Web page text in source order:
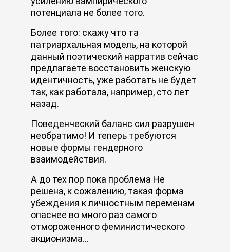
потенциала не более того.
Более того: скажу что та
патриархальная модель, на которой
данный поэтический нарратив сейчас
предлагаете восстановить женскую
идентичность, уже работать не будет
так, как работала, например, сто лет
назад.
Поведенческий баланс сил разрушен
необратимо! И теперь требуются
новые формы гендерного
взаимодействия.
А до тех пор пока проблема Не
решена, к сожалению, такая форма
убеждения к личностным переменам
опаснее во много раз самого
отмороженного феминистического
акционизма...